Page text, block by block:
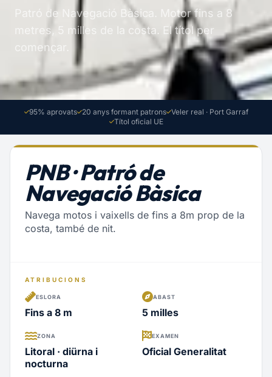
Patró de Navegació Bàsica. Motor fins a 8
metres, 5 milles de la costa. El títol per
començar.
95% aprovats 20 anys formant patrons Veler real · Port Garraf
Títol oficial UE
PNB · Patró de
Navegació Bàsica
Navega motos i vaixells de fins a 8m prop de la
costa, també de nit.
ATRIBUCIONS
ESLORA
Fins a 8 m
ABAST
5 milles
ZONA
Litoral · diürna i
nocturna
EXAMEN
Oficial Generalitat